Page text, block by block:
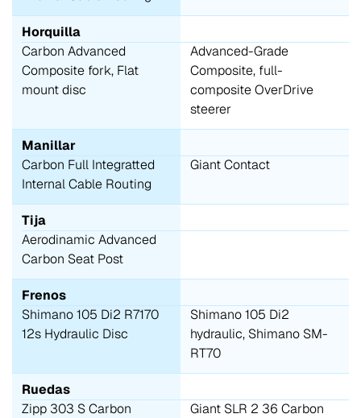
Horquilla
Carbon Advanced
Composite fork, Flat
mount disc
Advanced-Grade
Composite, full-
composite OverDrive
steerer
Manillar
Carbon Full Integratted
Internal Cable Routing
Giant Contact
Tija
Aerodinamic Advanced
Carbon Seat Post
Frenos
Shimano 105 Di2 R7170
12s Hydraulic Disc
Shimano 105 Di2
hydraulic, Shimano SM-
RT70
Ruedas
Zipp 303 S Carbon
Giant SLR 2 36 Carbon